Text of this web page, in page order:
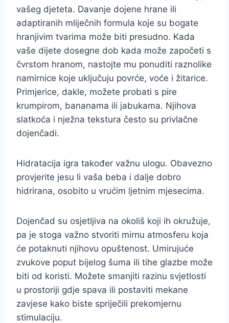
vašeg djeteta. Davanje dojene hrane ili
adaptiranih mliječnih formula koje su bogate
hranjivim tvarima može biti presudno. Kada
vaše dijete dosegne dob kada može započeti s
čvrstom hranom, nastojte mu ponuditi raznolike
namirnice koje uključuju povrće, voće i žitarice.
Primjerice, dakle, možete probati s pire
krumpirom, bananama ili jabukama. Njihova
slatkoća i nježna tekstura često su privlačne
dojenčadi.
Hidratacija igra također važnu ulogu. Obavezno
provjerite jesu li vaša beba i dalje dobro
hidrirana, osobito u vrućim ljetnim mjesecima.
Dojenčad su osjetljiva na okoliš koji ih okružuje,
pa je stoga važno stvoriti mirnu atmosferu koja
će potaknuti njihovu opuštenost. Umirujuće
zvukove poput bijelog šuma ili tihe glazbe može
biti od koristi. Možete smanjiti razinu svjetlosti
u prostoriji gdje spava ili postaviti mekane
zavjese kako biste spriječili prekomjernu
stimulaciju.